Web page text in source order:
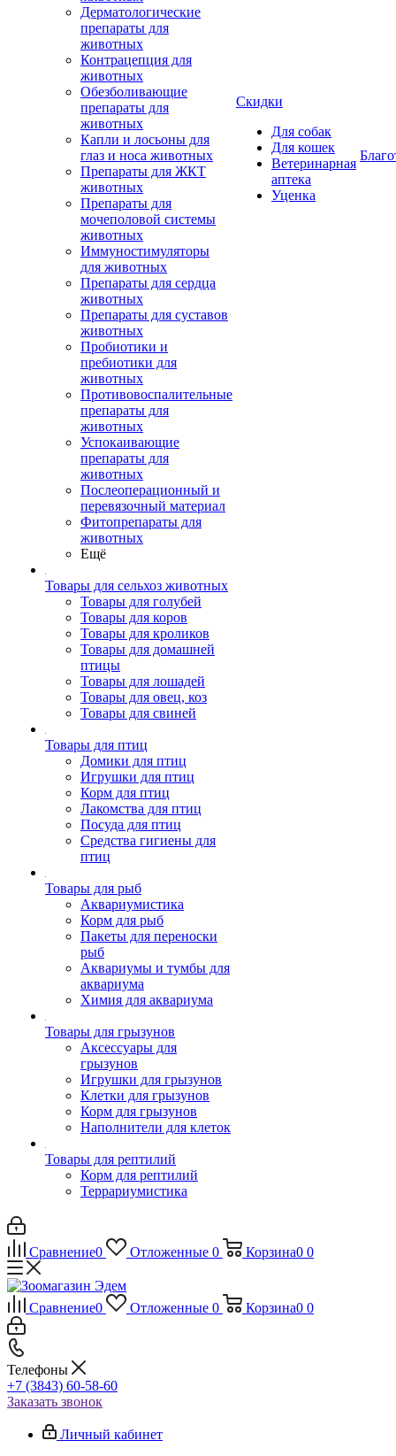
Дерматологические
препараты для
животных
Контрацепция для
животных
Обезболивающие
препараты для
животных
Капли и лосьоны для
глаз и носа животных
Препараты для ЖКТ
животных
Препараты для
мочеполовой системы
животных
Иммуностимуляторы
для животных
Препараты для сердца
животных
Препараты для суставов
животных
Пробиотики и
пребиотики для
животных
Противовоспалительные
препараты для
животных
Успокаивающие
препараты для
животных
Послеоперационный и
перевязочный материал
Фитопрепараты для
животных
Ещё
Товары для сельхоз животных
Товары для голубей
Товары для коров
Товары для кроликов
Товары для домашней
птицы
Товары для лошадей
Товары для овец, коз
Товары для свиней
Товары для птиц
Домики для птиц
Игрушки для птиц
Корм для птиц
Лакомства для птиц
Посуда для птиц
Средства гигиены для
птиц
Товары для рыб
Аквариумистика
Корм для рыб
Пакеты для переноски
рыб
Аквариумы и тумбы для
аквариума
Химия для аквариума
Товары для грызунов
Аксессуары для
грызунов
Игрушки для грызунов
Клетки для грызунов
Корм для грызунов
Наполнители для клеток
Товары для рептилий
Корм для рептилий
Террариумистика
Скидки
Для собак
Для кошек
Ветеринарная
аптека
Уценка
Сравнение0 Отложенные 0 Корзина0 0
Сравнение0 Отложенные 0 Корзина0 0
Телефоны
+7 (3843) 60-58-60
Заказать звонок
Личный кабинет